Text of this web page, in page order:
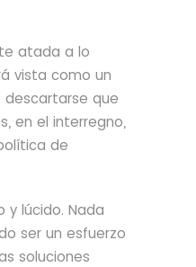
atada a lo
vista como un
descartarse que
en el interregno,
de
lúcido. Nada
ser un esfuerzo
soluciones